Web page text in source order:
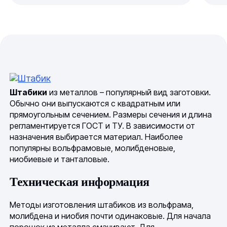
Штабики из металлов – популярный вид заготовки.
Обычно они выпускаются с квадратным или
прямоугольным сечением. Размеры сечения и длина
регламентируется ГОСТ и ТУ. В зависимости от
назначения выбирается материал. Наиболее
популярны вольфрамовые, молибденовые,
ниобиевые и танталовые.
Техническая информация
Методы изготовления штабиков из вольфрама,
молибдена и ниобия почти одинаковые. Для начала